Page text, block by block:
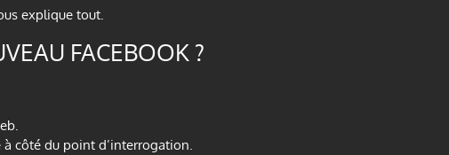
explique tout.
FACEBOOK ?
côté du point d’interrogation.